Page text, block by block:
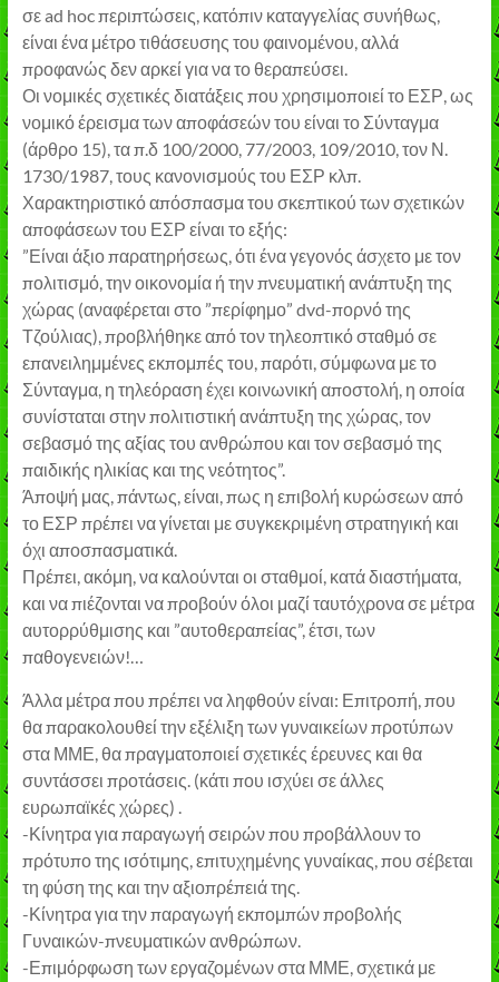
σε ad hoc περιπτώσεις, κατόπιν καταγγελίας συνήθως,
είναι ένα μέτρο τιθάσευσης του φαινομένου, αλλά
προφανώς δεν αρκεί για να το θεραπεύσει.
Οι νομικές σχετικές διατάξεις που χρησιμοποιεί το ΕΣΡ, ως
νομικό έρεισμα των αποφάσεών του είναι το Σύνταγμα
(άρθρο 15), τα π.δ 100/2000, 77/2003, 109/2010, τον Ν.
1730/1987, τους κανονισμούς του ΕΣΡ κλπ.
Χαρακτηριστικό απόσπασμα του σκεπτικού των σχετικών
αποφάσεων του ΕΣΡ είναι το εξής:
”Είναι άξιο παρατηρήσεως, ότι ένα γεγονός άσχετο με τον
πολιτισμό, την οικονομία ή την πνευματική ανάπτυξη της
χώρας (αναφέρεται στο ”περίφημο” dvd-πορνό της
Τζούλιας), προβλήθηκε από τον τηλεοπτικό σταθμό σε
επανειλημμένες εκπομπές του, παρότι, σύμφωνα με το
Σύνταγμα, η τηλεόραση έχει κοινωνική αποστολή, η οποία
συνίσταται στην πολιτιστική ανάπτυξη της χώρας, τον
σεβασμό της αξίας του ανθρώπου και τον σεβασμό της
παιδικής ηλικίας και της νεότητος”.
Άποψή μας, πάντως, είναι, πως η επιβολή κυρώσεων από
το ΕΣΡ πρέπει να γίνεται με συγκεκριμένη στρατηγική και
όχι αποσπασματικά.
Πρέπει, ακόμη, να καλούνται οι σταθμοί, κατά διαστήματα,
και να πιέζονται να προβούν όλοι μαζί ταυτόχρονα σε μέτρα
αυτορρύθμισης και ”αυτοθεραπείας”, έτσι, των
παθογενειών!…
Άλλα μέτρα που πρέπει να ληφθούν είναι: Επιτροπή, που
θα παρακολουθεί την εξέλιξη των γυναικείων προτύπων
στα ΜΜΕ, θα πραγματοποιεί σχετικές έρευνες και θα
συντάσσει προτάσεις. (κάτι που ισχύει σε άλλες
ευρωπαϊκές χώρες) .
-Κίνητρα για παραγωγή σειρών που προβάλλουν το
πρότυπο της ισότιμης, επιτυχημένης γυναίκας, που σέβεται
τη φύση της και την αξιοπρέπειά της.
-Κίνητρα για την παραγωγή εκπομπών προβολής
Γυναικών-πνευματικών ανθρώπων.
-Επιμόρφωση των εργαζομένων στα ΜΜΕ, σχετικά με